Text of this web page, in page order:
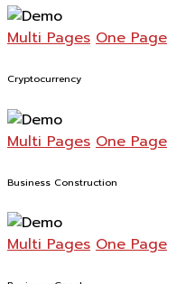
Multi Pages One Page
Cryptocurrency
Multi Pages One Page
Business Construction
Multi Pages One Page